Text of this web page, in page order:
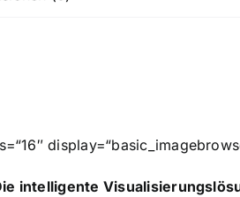
intelligente